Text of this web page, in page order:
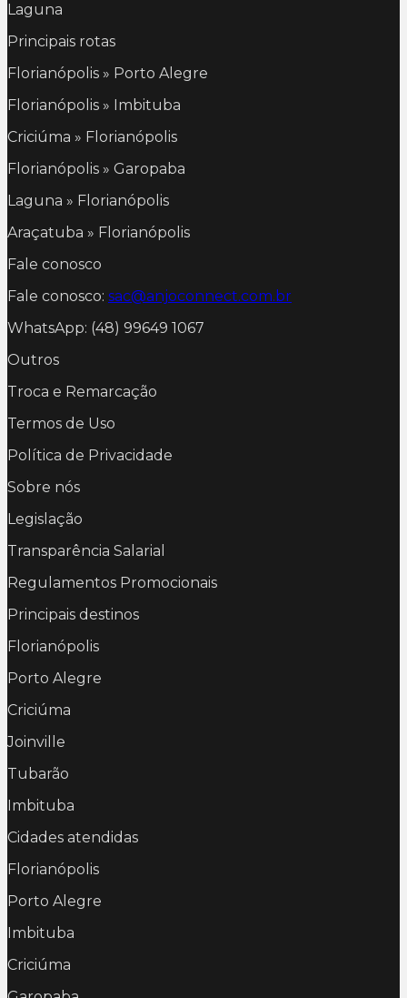
Laguna
Principais rotas
Florianópolis » Porto Alegre
Florianópolis » Imbituba
Criciúma » Florianópolis
Florianópolis » Garopaba
Laguna » Florianópolis
Araçatuba » Florianópolis
Fale conosco
Fale conosco: sac@anjoconnect.com.br
WhatsApp: (48) 99649 1067
Outros
Troca e Remarcação
Termos de Uso
Política de Privacidade
Sobre nós
Legislação
Transparência Salarial
Regulamentos Promocionais
Principais destinos
Florianópolis
Porto Alegre
Criciúma
Joinville
Tubarão
Imbituba
Cidades atendidas
Florianópolis
Porto Alegre
Imbituba
Criciúma